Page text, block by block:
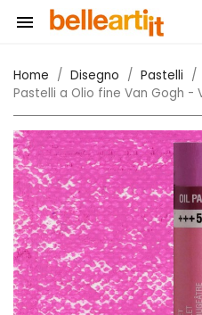

Home Disegno Pastelli
Pastelli a Olio fine Van Gogh